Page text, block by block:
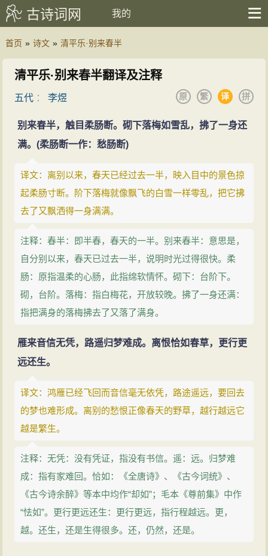
古诗词网 我的
首页 » 诗文 » 清平乐·别来春半
清平乐·别来春半翻译及注释
五代 ：李煜 拼
译
繁
原
别来春半，触目柔肠断。砌下落梅如雪乱，拂了一身还
满。(柔肠断一作：愁肠断)
译文：离别以来，春天已经过去一半，映入目中的景色掠
起柔肠寸断。阶下落梅就像飘飞的白雪一样零乱，把它拂
去了又飘洒得一身满满。
注释：春半：即半春，春天的一半。别来春半：意思是，
自分别以来，春天已过去一半，说明时光过得很快。柔
肠：原指温柔的心肠，此指绵软情怀。砌下：台阶下。
砌，台阶。落梅：指白梅花，开放较晚。拂了一身还满：
指把满身的落梅拂去了又落了满身。
雁来音信无凭，路遥归梦难成。离恨恰如春草，更行更
远还生。
译文：鸿雁已经飞回而音信毫无依凭，路途遥远，要回去
的梦也难形成。离别的愁恨正像春天的野草，越行越远它
越是繁生。
注释：无凭：没有凭证，指没有书信。遥：远。归梦难
成：指有家难回。恰如：《全唐诗》、《古今词统》、
《古今诗余醉》等本中均作“却如”；毛本《尊前集》中作
“怯如”。更行更远还生：更行更远，指行程越远。更，
越。还生，还是生得很多。还，仍然，还是。